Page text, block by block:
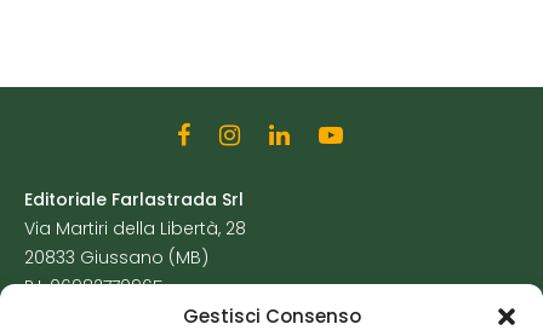
Gestisci Consenso
Editoriale Farlastrada Srl
Via Martiri della Libertà, 28
20833 Giussano (MB)
P.I. 06982770965